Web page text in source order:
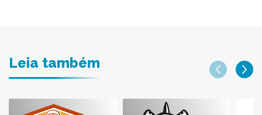
Leia também